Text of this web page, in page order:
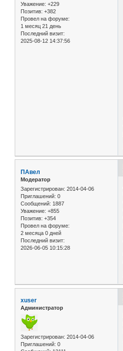
Уважение: +229
Позитив: +382
Провел на форуме:
1 месяц 21 день
Последний визит:
2025-08-12 14:37:56
ПАвел
Модератор
Зарегистрирован: 2014-04-06
Приглашений: 0
Сообщений: 1887
Уважение: +855
Позитив: +354
Провел на форуме:
2 месяца 0 дней
Последний визит:
2026-06-05 10:15:28
xuser
Администратор
Зарегистрирован: 2014-04-06
Приглашений: 0